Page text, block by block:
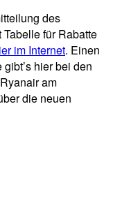
des
für Rabatte
im Internet. Einen
hier bei den
am
die neuen